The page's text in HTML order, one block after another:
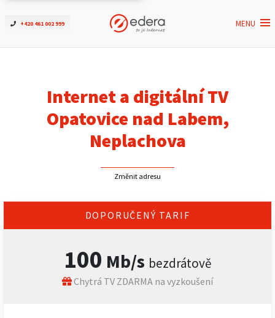
+420 461 002 999 MENU
Ověřit dostupnost
ČEZNET TV
Podpora
Kontakt
Internet a digitální TV
Opatovice nad Labem,
Neplachova
Změnit adresu
DOPORUČENÝ TARIF
100 Mb/s bezdrátově
Chytrá TV ZDARMA na vyzkoušení